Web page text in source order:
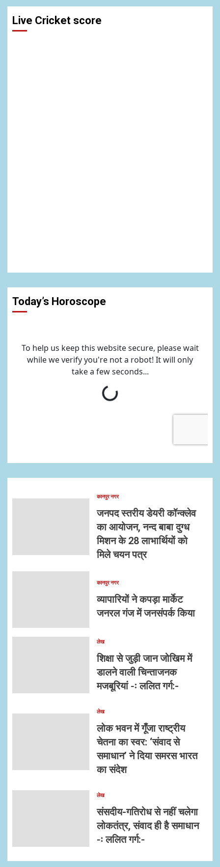
Live Cricket score
Today’s Horoscope
कानपुर नगर
जनपद स्तरीय डेयरी कॉन्क्लेव
का आयोजन, नन्द बाबा दुग्ध
मिशन के 28 लाभार्थियों को
मिले चयन पत्र
कानपुर नगर
व्यापारियों ने कपड़ा मार्केट
जनरल गंज में जनसंपर्क किया
लेख
शिक्षा से जुड़ी जान जोखिम में
डालने वाली चिन्ताजनक
मजबूरियां -ः ललित गर्ग:-
लेख
लोक भवन में गूँजा राष्ट्रीय
चेतना का स्वर: ‘संवाद से
समाधान’ ने दिया समरस भारत
का संदेश
लेख
संसदीय-गतिरोध से नहीं चलेगा
लोकतंत्र, संवाद ही है समाधान
-ः ललित गर्ग:-